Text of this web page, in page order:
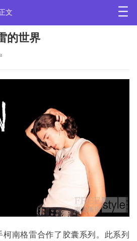
文
的世界
柯南格雷合作了胶囊系列。此系列